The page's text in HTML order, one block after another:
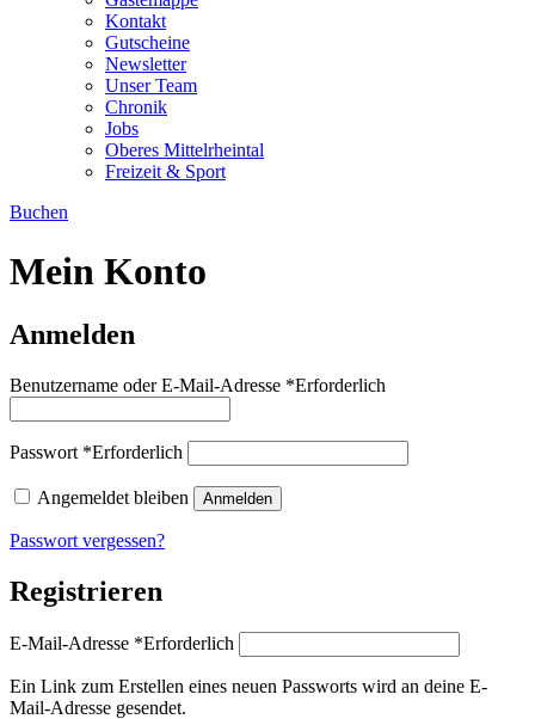
Kontakt
Gutscheine
Newsletter
Unser Team
Chronik
Jobs
Oberes Mittelrheintal
Freizeit & Sport
Buchen
Mein Konto
Anmelden
Benutzername oder E-Mail-Adresse *Erforderlich
Passwort *Erforderlich
Angemeldet bleiben Anmelden
Passwort vergessen?
Registrieren
E-Mail-Adresse *Erforderlich
Ein Link zum Erstellen eines neuen Passworts wird an deine E-
Mail-Adresse gesendet.